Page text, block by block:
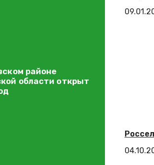
районе
области открыт